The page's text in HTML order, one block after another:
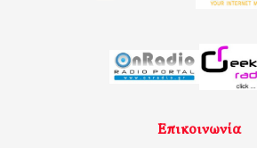
Επικοινωνία